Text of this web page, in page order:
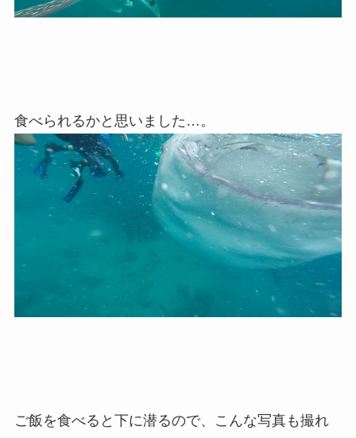
食べられるかと思いました…。
ご飯を食べると下に潜るので、こんな写真も撮れ